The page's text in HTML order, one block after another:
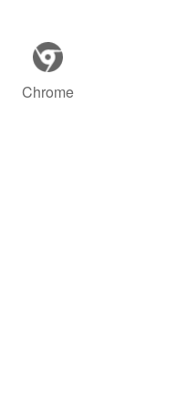
Chrome